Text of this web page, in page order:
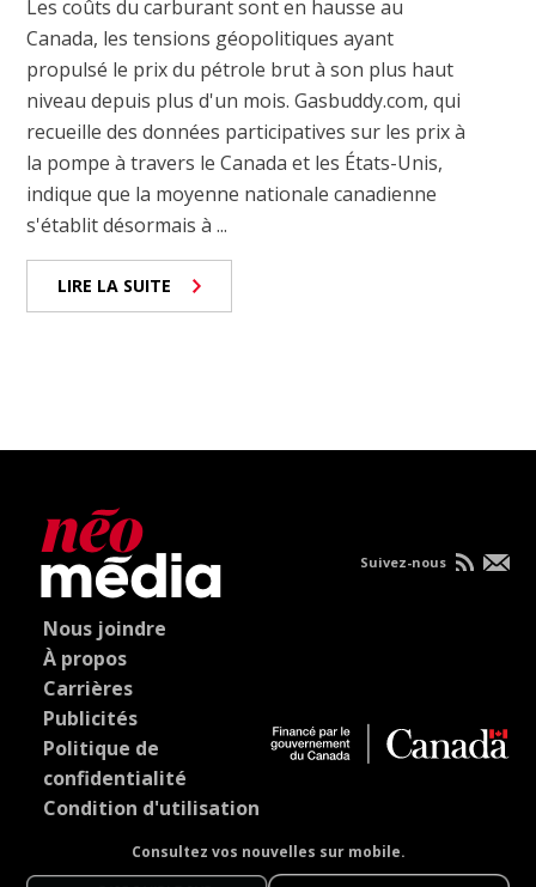
Les coûts du carburant sont en hausse au
Canada, les tensions géopolitiques ayant
propulsé le prix du pétrole brut à son plus haut
niveau depuis plus d'un mois. Gasbuddy.com, qui
recueille des données participatives sur les prix à
la pompe à travers le Canada et les États-Unis,
indique que la moyenne nationale canadienne
s'établit désormais à ...
LIRE LA SUITE
Nous joindre
À propos
Carrières
Publicités
Politique de
confidentialité
Condition d'utilisation
Consultez vos nouvelles sur mobile.
Suivez-nous